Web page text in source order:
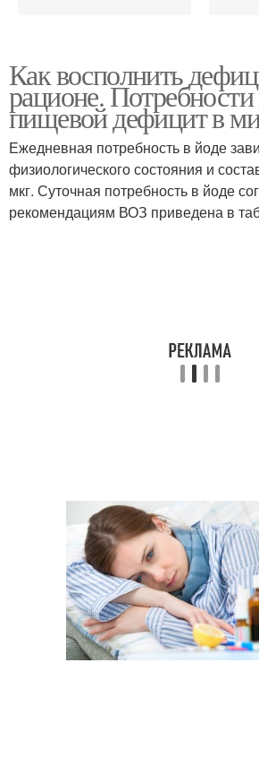
Как восполнить
рационе. Потребности
пищевой дефицит в
Ежедневная потребность в йоде
физиологического состояния и
мкг. Суточная потребность в йоде
рекомендациям ВОЗ приведена в